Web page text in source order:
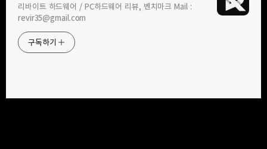
리바이트 하드웨어 / PC하드웨어 리뷰, 벤치마크 Mail :
revir35@gmail.com
구독하기
카카오톡